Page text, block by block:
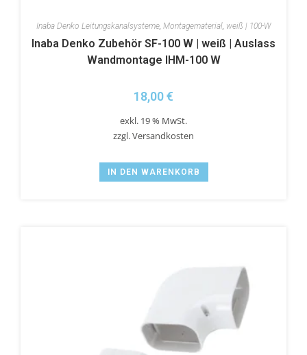
Inaba Denko Leitungskanalsysteme, Montagematerial, weiß | 100-W
Inaba Denko Zubehör SF-100 W | weiß | Auslass
Wandmontage IHM-100 W
18,00€
exkl. 19 % MwSt.
zzgl.Versandkosten
IN DEN WARENKORB